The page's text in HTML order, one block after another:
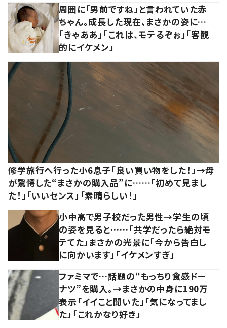
周囲に「男前ですね」と言われていた赤
ちゃん。成長した現在、まさかの姿に…
「きゃああ」「これは、モテるぞぉ」「客観
的にイケメン」
修学旅行へ行った小6息子「良い買い物をした！」→母
が驚愕した“まさかの購入品”に……「初めて見まし
た！」「いいセンス」「素晴らしい！」
小中高で男子校だった男性→学生の頃
の姿を見ると……「共学だったら絶対モ
テてた」まさかの光景に「今から告白し
に向かいます」「イケメンすぎ」
ファミマで…話題の“もっちり食感ドー
ナツ”を購入。→まさかの中身に190万
表示「イイこと聞いた」「気になってまし
た」「これかなり好き」